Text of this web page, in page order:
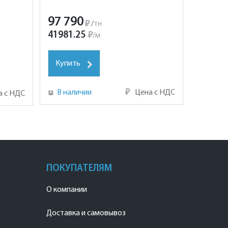
с НДС
97 790 ₽ /тн
41981.25 ₽/м
Купить
В наличии ₽ Цена с НДС
ПОКУПАТЕЛЯМ
О компании
Доставка и самовывоз